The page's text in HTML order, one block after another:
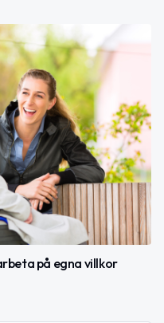
på egna villkor